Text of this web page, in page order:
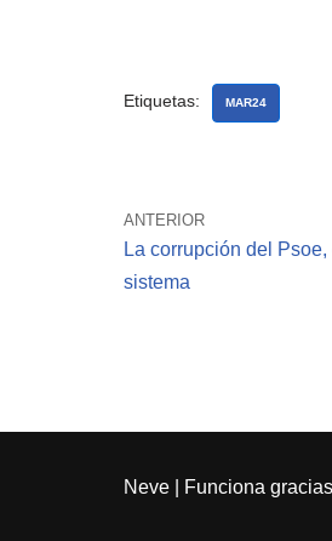
Etiquetas: MAR24
ANTERIOR
La corrupción del
sistema
Neve | Funciona